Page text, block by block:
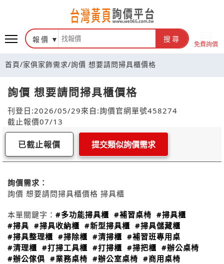
報價 搜尋
免費詢價
首頁/家俱家飾需求/詢價 想要請問掃具櫃價格
詢價 想要請問掃具櫃價格
刊登日:2026/05/29來自:詢價官網單號458274
截止報價07/13
已截止報價 提交類似詢價需求
詢價需求：
詢價 想要請問掃具櫃價格 掃具櫃
本單關鍵字： #多功能掃具櫃 #補習桌椅 #掃具櫃
#掃具 #掃具收納櫃 #新型掃具櫃 #掃具儲藏櫃
#掃具整理櫃 #掃除櫃 #清掃櫃 #補習班專用桌
#清理櫃 #打掃工具櫃 #打掃櫃 #掃把櫃 #辦公桌椅
#辦公傢俱 #業務桌椅 #辦公室桌椅 #商用桌椅